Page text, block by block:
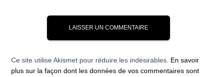
Ce site utilise Akismet pour réduire les indésirables. En savoir
plus sur la façon dont les données de vos commentaires sont